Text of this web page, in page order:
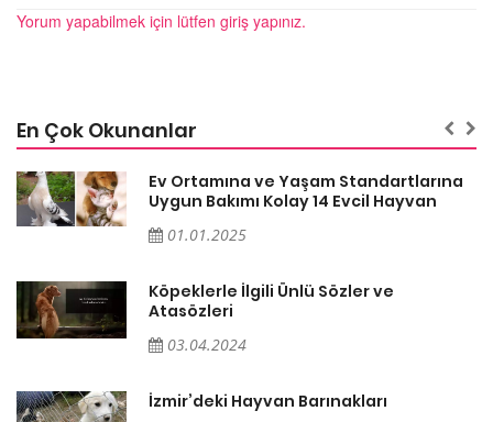
Yorum yapabilmek için lütfen giriş yapınız.
En Çok Okunanlar
Ev Ortamına ve Yaşam Standartlarına
Uygun Bakımı Kolay 14 Evcil Hayvan
01.01.2025
Köpeklerle İlgili Ünlü Sözler ve
Atasözleri
03.04.2024
İzmir’deki Hayvan Barınakları